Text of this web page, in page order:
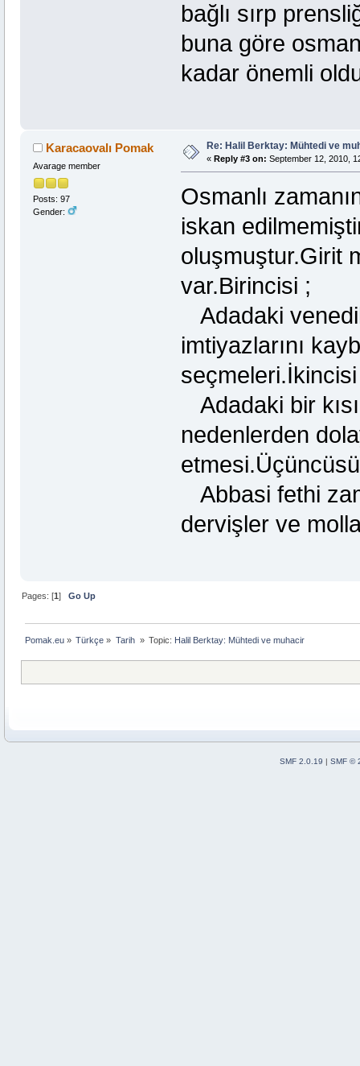
bağlı sırp
buna göre
kadar önemli
Karacaovalı Pomak
Avarage member
Posts: 97
Gender:
Re: Halil Berktay: Mühtedi ve
« Reply #3 on: September 12, 2010,
Osmanlı
iskan
oluşmuştur.Girit
var.Birincisi ;
Adadaki
imtiyazlarını
Adadaki bir
nedenlerden
Abbasi fethi
dervişler ve
Pages: [1]Go Up
Pomak.eu » Türkçe » Tarih » Topic: Halil Berktay: Mühtedi ve muhacir
SMF 2.0.19 | SMF ©